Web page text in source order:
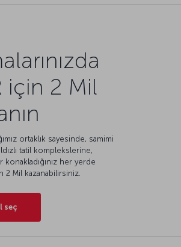
için 2 Mil
ortaklık sayesinde, samimi
tatil komplekslerine,
her yerde
2 Mil kazanabilirsiniz.
seç